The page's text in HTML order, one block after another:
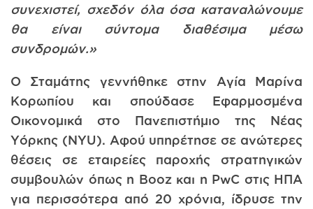
συνεχιστεί, σχεδόν όλα όσα καταναλώνουμε
θα είναι σύντομα διαθέσιμα μέσω
συνδρομών.»
Ο Σταμάτης γεννήθηκε στην Αγία Μαρίνα
Κορωπίου και σπούδασε Εφαρμοσμένα
Οικονομικά στο Πανεπιστήμιο της Νέας
Υόρκης (NYU). Αφού υπηρέτησε σε ανώτερες
θέσεις σε εταιρείες παροχής στρατηγικών
συμβουλών όπως η Booz και η PwC στις ΗΠΑ
για περισσότερα από 20 χρόνια, ίδρυσε την